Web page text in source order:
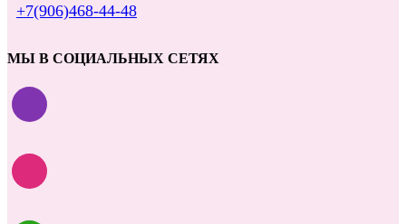
+7(906)468-44-48
МЫ В СОЦИАЛЬНЫХ СЕТЯХ